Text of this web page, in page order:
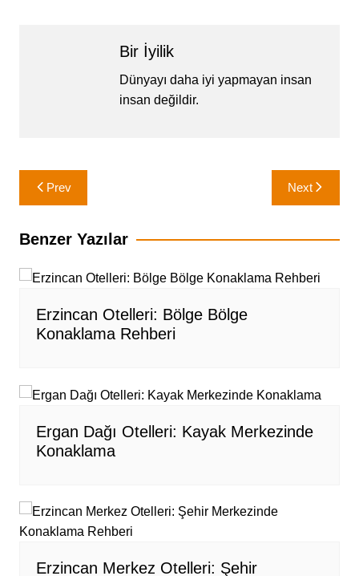
Bir İyilik
Dünyayı daha iyi yapmayan insan
insan değildir.
Yazı
gezinmesi
Prev Next
Benzer Yazılar
Erzincan Otelleri: Bölge Bölge
Konaklama Rehberi
Ergan Dağı Otelleri: Kayak Merkezinde
Konaklama
Erzincan Merkez Otelleri: Şehir